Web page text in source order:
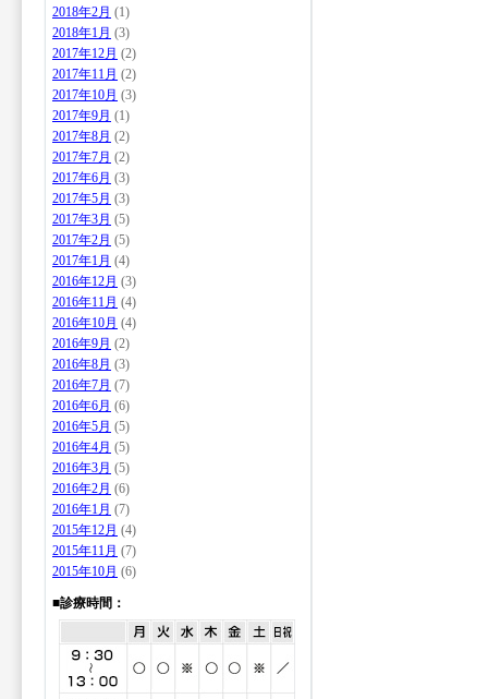
2018年2月 (1)
2018年1月 (3)
2017年12月 (2)
2017年11月 (2)
2017年10月 (3)
2017年9月 (1)
2017年8月 (2)
2017年7月 (2)
2017年6月 (3)
2017年5月 (3)
2017年3月 (5)
2017年2月 (5)
2017年1月 (4)
2016年12月 (3)
2016年11月 (4)
2016年10月 (4)
2016年9月 (2)
2016年8月 (3)
2016年7月 (7)
2016年6月 (6)
2016年5月 (5)
2016年4月 (5)
2016年3月 (5)
2016年2月 (6)
2016年1月 (7)
2015年12月 (4)
2015年11月 (7)
2015年10月 (6)
■診療時間：